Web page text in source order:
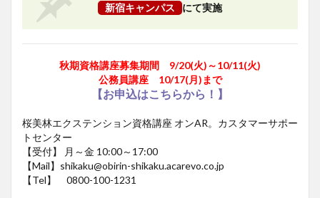
新宿キャンパス
にて実施
秋期資格講座募集期間 9/20(火)～10/11(火)
公務員講座
10/17(月)まで
【お申込はこちらから！】
桜美林エクステンション資格講座 オンAR。カスタマーサポー
トセンター
【受付】 月～金 10:00～17:00
【Mail】shikaku@obirin-shikaku.acarevo.co.jp
【Tel】 0800-100-1231